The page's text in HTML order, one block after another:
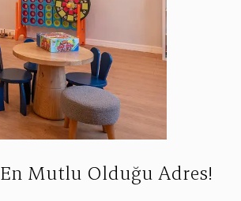
En Mutlu Olduğu Adres!